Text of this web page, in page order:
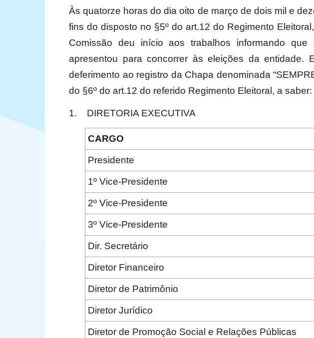
Às quatorze horas do dia oito de março de dois mil e
fins do disposto no §5º do art.12 do Regimento
Comissão deu início aos trabalhos informando
apresentou para concorrer às eleições da entidade.
deferimento ao registro da Chapa denominada
do §6º do art.12 do referido Regimento Eleitoral, a saber:
1. DIRETORIA EXECUTIVA
CARGO
Presidente
1º Vice-Presidente
2º Vice-Presidente
3º Vice-Presidente
Dir. Secretário
Diretor Financeiro
Diretor de Patrimônio
Diretor Jurídico
Diretor de Promoção Social e Relações Públicas